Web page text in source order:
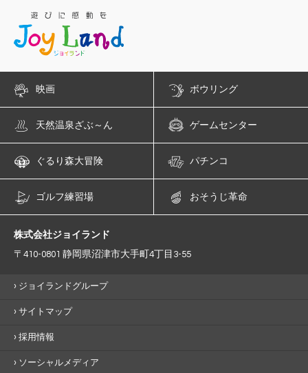
映画 ボウリング
天然温泉ざぶ～ん ゲームセンター
ぐるり森大冒険 パチンコ
ゴルフ練習場 おそうじ革命
株式会社ジョイランド
〒410-0801 静岡県沼津市大手町4丁目3-55
ジョイランドグループ
サイトマップ
採用情報
ソーシャルメディア